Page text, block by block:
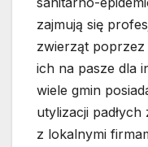
zajmują się
zwierząt
ich na pasze dla
wiele gmin
utylizacji
z lokalnymi